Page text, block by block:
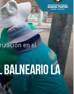
en el
balneario la